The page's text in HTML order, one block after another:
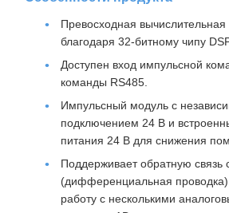
Превосходная
благодаря 32-битному чипу
Доступен вход импульсной
команды RS485.
Импульсный модуль с
подключением 24 В и
питания 24 В для снижения
Поддерживает обратную связь
(дифференциальная
работу с несколькими